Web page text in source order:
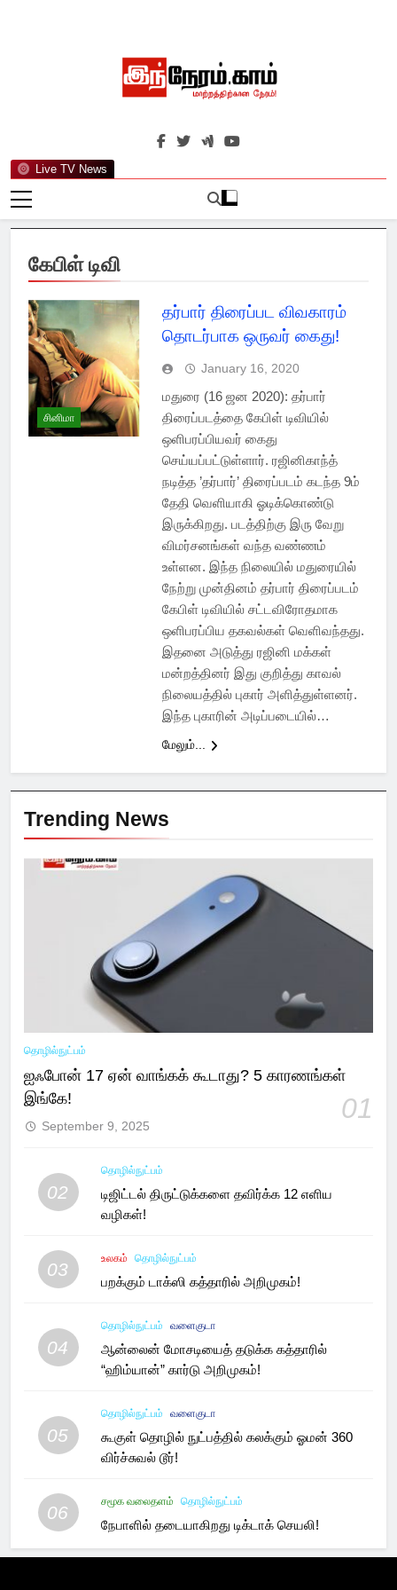
Live TV News
இந்நேரம்.காம்
செய்திகளுக்கு அப்பால்…
கேபிள் டிவி
சினிமா
தர்பார் திரைப்பட விவகாரம்
தொடர்பாக ஒருவர் கைது!
January 16, 2020
மதுரை (16 ஜன 2020): தர்பார்
திரைப்படத்தை கேபிள் டிவியில்
ஒளிபரப்பியவர் கைது
செய்யப்பட்டுள்ளார். ரஜினிகாந்த்
நடித்த ’தர்பார்’ திரைப்படம் கடந்த 9ம்
தேதி வெளியாகி ஓடிக்கொண்டு
இருக்கிறது. படத்திற்கு இரு வேறு
விமர்சனங்கள் வந்த வண்ணம்
உள்ளன. இந்த நிலையில் மதுரையில்
நேற்று முன்தினம் தர்பார் திரைப்படம்
கேபிள் டிவியில் சட்டவிரோதமாக
ஒளிபரப்பிய தகவல்கள் வெளிவந்தது.
இதனை அடுத்து ரஜினி மக்கள்
மன்றத்தினர் இது குறித்து காவல்
நிலையத்தில் புகார் அளித்துள்ளனர்.
இந்த புகாரின் அடிப்படையில்…
மேலும்...
Trending News
தொழில்நுட்பம்
ஐஃபோன் 17 ஏன் வாங்கக் கூடாது? 5 காரணங்கள்
இங்கே!
01
September 9, 2025
02
தொழில்நுட்பம்
டிஜிட்டல் திருட்டுக்களை தவிர்க்க 12 எளிய
வழிகள்!
03
உலகம் தொழில்நுட்பம்
பறக்கும் டாக்ஸி கத்தாரில் அறிமுகம்!
04
தொழில்நுட்பம் வளைகுடா
ஆன்லைன் மோசடியைத் தடுக்க கத்தாரில்
“ஹிம்யான்” கார்டு அறிமுகம்!
05
தொழில்நுட்பம் வளைகுடா
கூகுள் தொழில் நுட்பத்தில் கலக்கும் ஓமன் 360
விர்ச்சுவல் டூர்!
06
சமூக வலைதளம் தொழில்நுட்பம்
நேபாளில் தடையாகிறது டிக்டாக் செயலி!